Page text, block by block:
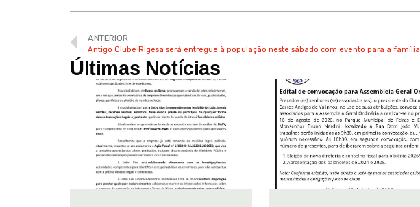
ANTERIOR
Antigo Clube Rigesa será entregue à população neste sábado com evento para a família
Últimas Notícias